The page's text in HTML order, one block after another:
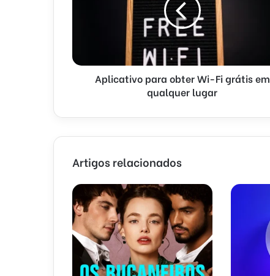
Aplicativo para obter Wi-Fi grátis em
qualquer lugar
Artigos relacionados